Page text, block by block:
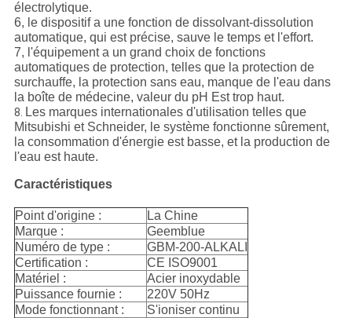
électrolytique.
6, le dispositif a une fonction de dissolvant-dissolution
automatique, qui est précise, sauve le temps et l'effort.
7, l'équipement a un grand choix de fonctions
automatiques de protection, telles que la protection de
surchauffe, la protection sans eau, manque de l'eau dans
la boîte de médecine, valeur du pH Est trop haut.
8. Les marques internationales d'utilisation telles que
Mitsubishi et Schneider, le système fonctionne sûrement,
la consommation d'énergie est basse, et la production de
l'eau est haute.
Caractéristiques
Point d'origine :
La Chine
Marque :
Geemblue
Numéro de type :
GBM-200-ALKALI
Certification :
CE ISO9001
Matériel :
Acier inoxydable
Puissance fournie :
220V 50Hz
Mode fonctionnant :
S'ioniser continu